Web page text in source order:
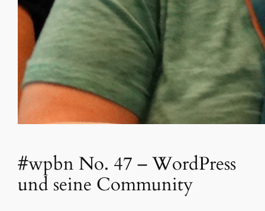
#wpbn No. 47 – WordPress
und seine Community